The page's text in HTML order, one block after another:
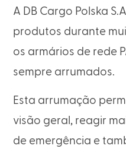
A DB Cargo Polska
produtos durante
os armários de rede
sempre arrumados.
Esta arrumação
visão geral, reagir
de emergência e